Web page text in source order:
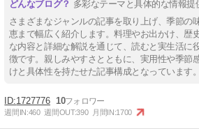
多彩なテーマと具体的な情報提
さまざまなジャンルの記事を取り上げ、季節の
恵まで幅広く紹介します。料理やお出かけ、歴
な内容と詳細な解説を通じて、読むと実生活に
徴です。親しみやすさとともに、実用性や季節
けと具体性を持たせた記事構成となっています。
1727776 10
週間IN:460 週間OUT:390 月間IN:1700